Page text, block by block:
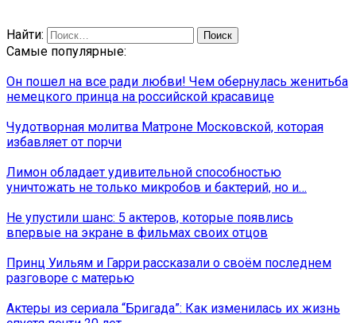
Найти:
Самые популярные:
Он пошел на все ради любви! Чем обернулась женитьба
немецкого принца на российской красавице
Чудотворная молитва Матроне Московской, которая
избавляет от порчи
Лимон обладает удивительной способностью
уничтожать не только микробов и бактерий, но и…
Не упустили шанс: 5 актеров, которые появлись
впервые на экране в фильмах своих отцов
Принц Уильям и Гарри рассказали о своём последнем
разговоре с матерью
Актеры из сериала “Бригада”: Как изменилась их жизнь